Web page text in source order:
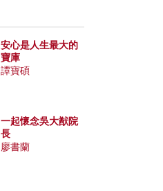
安心是人生最大的
寶庫
譚寶碩
一起懷念吳大猷院
長
廖書蘭